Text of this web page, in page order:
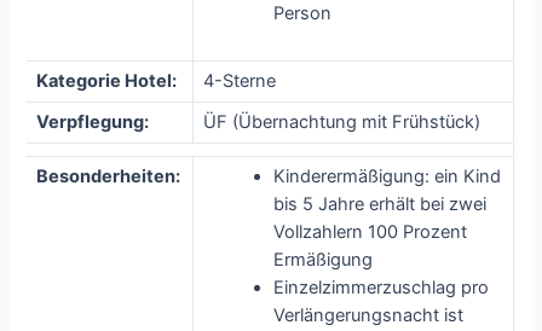
Person
Kategorie Hotel:
4-Sterne
Verpflegung:
ÜF (Übernachtung mit Frühstück)
Besonderheiten:
Kinderermäßigung: ein Kind
bis 5 Jahre erhält bei zwei
Vollzahlern 100 Prozent
Ermäßigung
Einzelzimmerzuschlag pro
Verlängerungsnacht ist